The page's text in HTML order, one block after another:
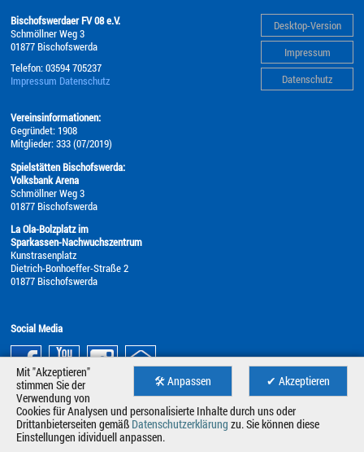
Desktop-Version
Impressum
Datenschutz
Bischofswerdaer FV 08 e.V.
Schmöllner Weg 3
01877 Bischofswerda
Telefon:03594 705237
Impressum Datenschutz
Vereinsinformationen:
Gegründet: 1908
Mitglieder: 333 (07/2019)
Spielstätten Bischofswerda:
Volksbank Arena
Schmöllner Weg 3
01877 Bischofswerda
La Ola-Bolzplatz im
Sparkassen-Nachwuchszentrum
Kunstrasenplatz
Dietrich-Bonhoeffer-Straße 2
01877 Bischofswerda
Social Media
✔ Akzeptieren
🛠 Anpassen
Mit "Akzeptieren"
stimmen Sie der
Verwendung von
Cookies für Analysen und personalisierte Inhalte durch uns oder
Drittanbieterseiten gemäß Datenschutzerklärung zu. Sie können diese
Einstellungen idividuell anpassen.